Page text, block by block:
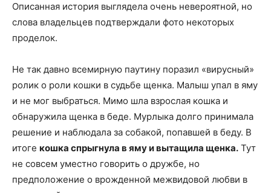
Описанная история выглядела очень невероятной, но
слова владельцев подтверждали фото некоторых
проделок.
Не так давно всемирную паутину поразил «вирусный»
ролик о роли кошки в судьбе щенка. Малыш упал в яму
и не мог выбраться. Мимо шла взрослая кошка и
обнаружила щенка в беде. Мурлыка долго принимала
решение и наблюдала за собакой, попавшей в беду. В
итоге кошка спрыгнула в яму и вытащила щенка. Тут
не совсем уместно говорить о дружбе, но
предположение о врожденной межвидовой любви в